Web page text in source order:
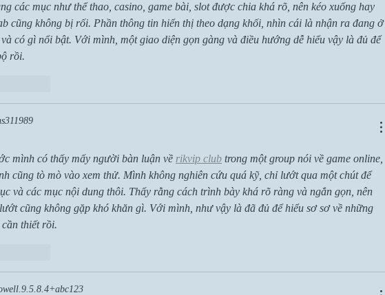
các mục như thể thao, casino, game bài, slot được chia khá rõ, nên kéo xuống hay
cũng không bị rối. Phần thông tin hiển thị theo dạng khối, nhìn cái là nhận ra đang ở
có gì nổi bật. Với mình, một giao diện gọn gàng và điều hướng dễ hiểu vậy là đủ để
rồi.
mình có thấy mấy người bàn luận về rikvip club trong một group nói về game online,
cũng tò mò vào xem thử. Mình không nghiên cứu quá kỹ, chỉ lướt qua một chút để
và các mục nội dung thôi. Thấy rằng cách trình bày khá rõ ràng và ngắn gọn, nên
cũng không gặp khó khăn gì. Với mình, như vậy là đã đủ để hiểu sơ sơ về những
thiết rồi.